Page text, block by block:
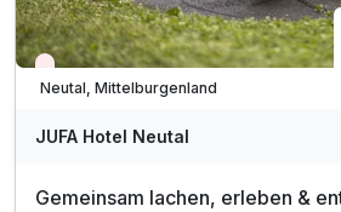
Nur noch Restplätze
Neutal, Mittelburgenland
JUFA Hotel Neutal
Gemeinsam lachen, erleben &